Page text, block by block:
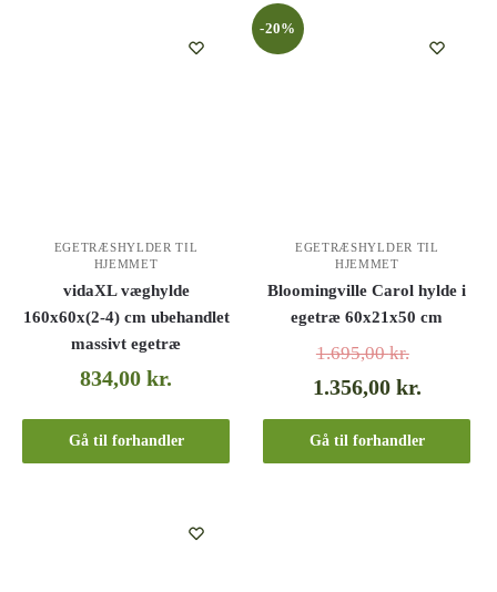
EGETRÆSHYLDER TIL
HJEMMET
vidaXL væghylde
160x60x(2-4) cm ubehandlet
massivt egetræ
834,00kr.
Gå til forhandler
-20%
EGETRÆSHYLDER TIL
HJEMMET
Bloomingville Carol hylde i
egetræ 60x21x50 cm
1.695,00kr.
1.356,00 kr.
Gå til forhandler